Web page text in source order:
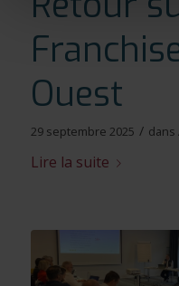
Ouest
29 septembre 2025 / dans
Lire la suite